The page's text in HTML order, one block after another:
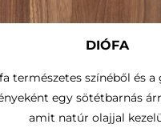
DIÓFA
természetes színéből és a
egy sötétbarnás
amit natúr olajjal